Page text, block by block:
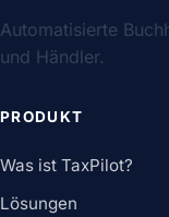
Automatisierte
und Händler.
PRODUKT
Was ist TaxPilot?
Lösungen